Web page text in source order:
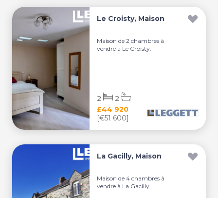
Le Croisty, Maison
Maison de 2 chambres à
vendre à Le Croisty.
£44 920
[€51 600]
2 2
La Gacilly, Maison
Maison de 4 chambres à
vendre à La Gacilly.